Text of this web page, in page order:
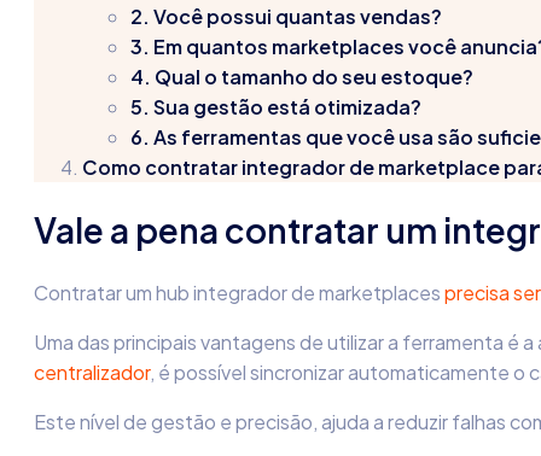
2. Você possui quantas vendas?
3. Em quantos marketplaces você
4. Qual o tamanho do seu estoque?
5. Sua gestão está otimizada?
6. As ferramentas que você usa são
Como contratar integrador de marketplace
Vale a pena contratar um
Contratar um hub integrador de marketplacesprecisa
Uma das principais vantagens de utilizar a ferramenta
centralizador, é possível sincronizar automaticamente
Este nível de gestão e precisão, ajuda a reduzir falhas